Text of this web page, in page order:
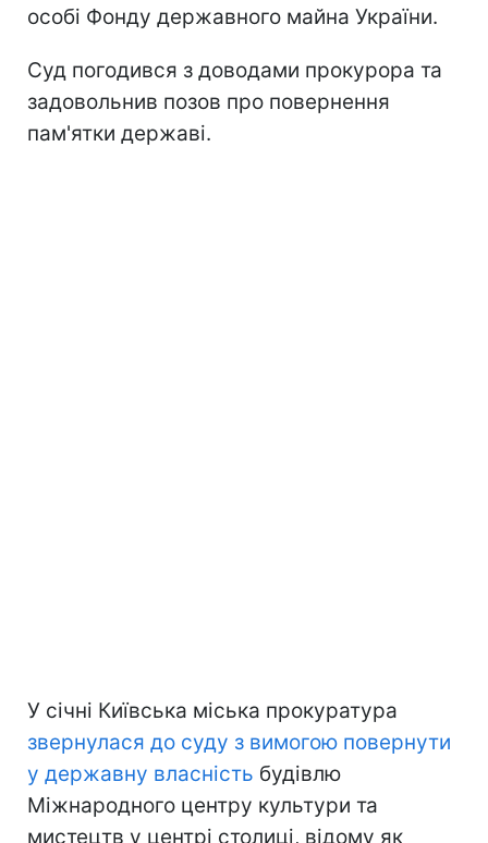
особі Фонду державного майна України.
Суд погодився з доводами прокурора та
задовольнив позов про повернення
пам'ятки державі.
У січні Київська міська прокуратура
звернулася до суду з вимогою повернути
у державну власність будівлю
Міжнародного центру культури та
мистецтв у центрі столиці, відому як